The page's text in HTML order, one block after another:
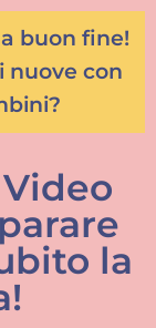
buon fine!
nuove con
la